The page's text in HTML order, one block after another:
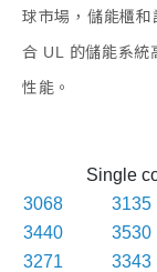
球市場，儲能櫃
合 UL 的儲能系統
性能。
Single
3068
3135
3440
3530
3271
3343